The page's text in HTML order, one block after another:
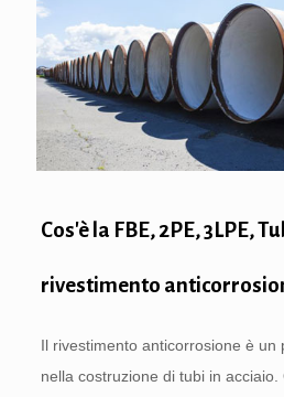
Cos'è la FBE, 2PE, 3LPE,
rivestimento
Il rivestimento anticorrosione è un
nella costruzione di tubi in